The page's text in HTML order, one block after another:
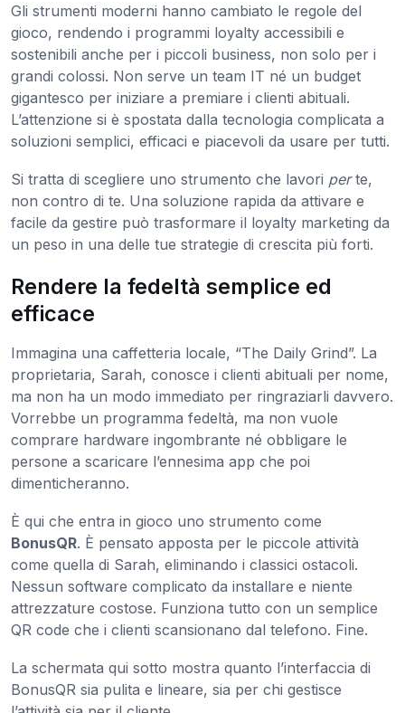
Gli strumenti moderni hanno cambiato le regole del
gioco, rendendo i programmi loyalty accessibili e
sostenibili anche per i piccoli business, non solo per i
grandi colossi. Non serve un team IT né un budget
gigantesco per iniziare a premiare i clienti abituali.
L’attenzione si è spostata dalla tecnologia complicata a
soluzioni semplici, efficaci e piacevoli da usare per tutti.
Si tratta di scegliere uno strumento che lavori perte,
non contro di te. Una soluzione rapida da attivare e
facile da gestire può trasformare il loyalty marketing da
un peso in una delle tue strategie di crescita più forti.
Rendere la fedeltà semplice ed
efficace
Immagina una caffetteria locale, “The Daily Grind”. La
proprietaria, Sarah, conosce i clienti abituali per nome,
ma non ha un modo immediato per ringraziarli davvero.
Vorrebbe un programma fedeltà, ma non vuole
comprare hardware ingombrante né obbligare le
persone a scaricare l’ennesima app che poi
dimenticheranno.
È qui che entra in gioco uno strumento come
BonusQR. È pensato apposta per le piccole attività
come quella di Sarah, eliminando i classici ostacoli.
Nessun software complicato da installare e niente
attrezzature costose. Funziona tutto con un semplice
QR code che i clienti scansionano dal telefono. Fine.
La schermata qui sotto mostra quanto l’interfaccia di
BonusQR sia pulita e lineare, sia per chi gestisce